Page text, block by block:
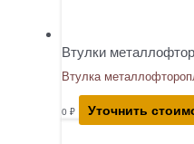
Втулки
Втулка
0 ₽ Уточнить